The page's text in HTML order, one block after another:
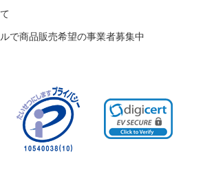
で商品販売希望の事業者募集中